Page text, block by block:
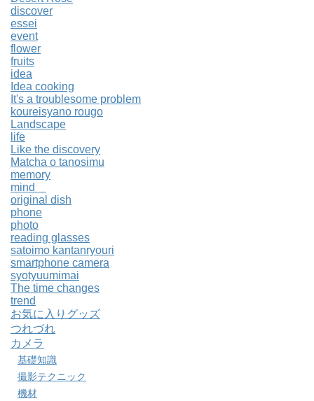
discover
essei
event
flower
fruits
idea
Idea cooking
It's a troublesome problem
koureisyano rougo
Landscape
life
Like the discovery
Matcha o tanosimu
memory
mind
original dish
phone
photo
reading glasses
satoimo kantanryouri
smartphone camera
syotyuumimai
The time changes
trend
お気に入りグッズ
つれづれ
カメラ
基礎知識
撮影テクニック
機材